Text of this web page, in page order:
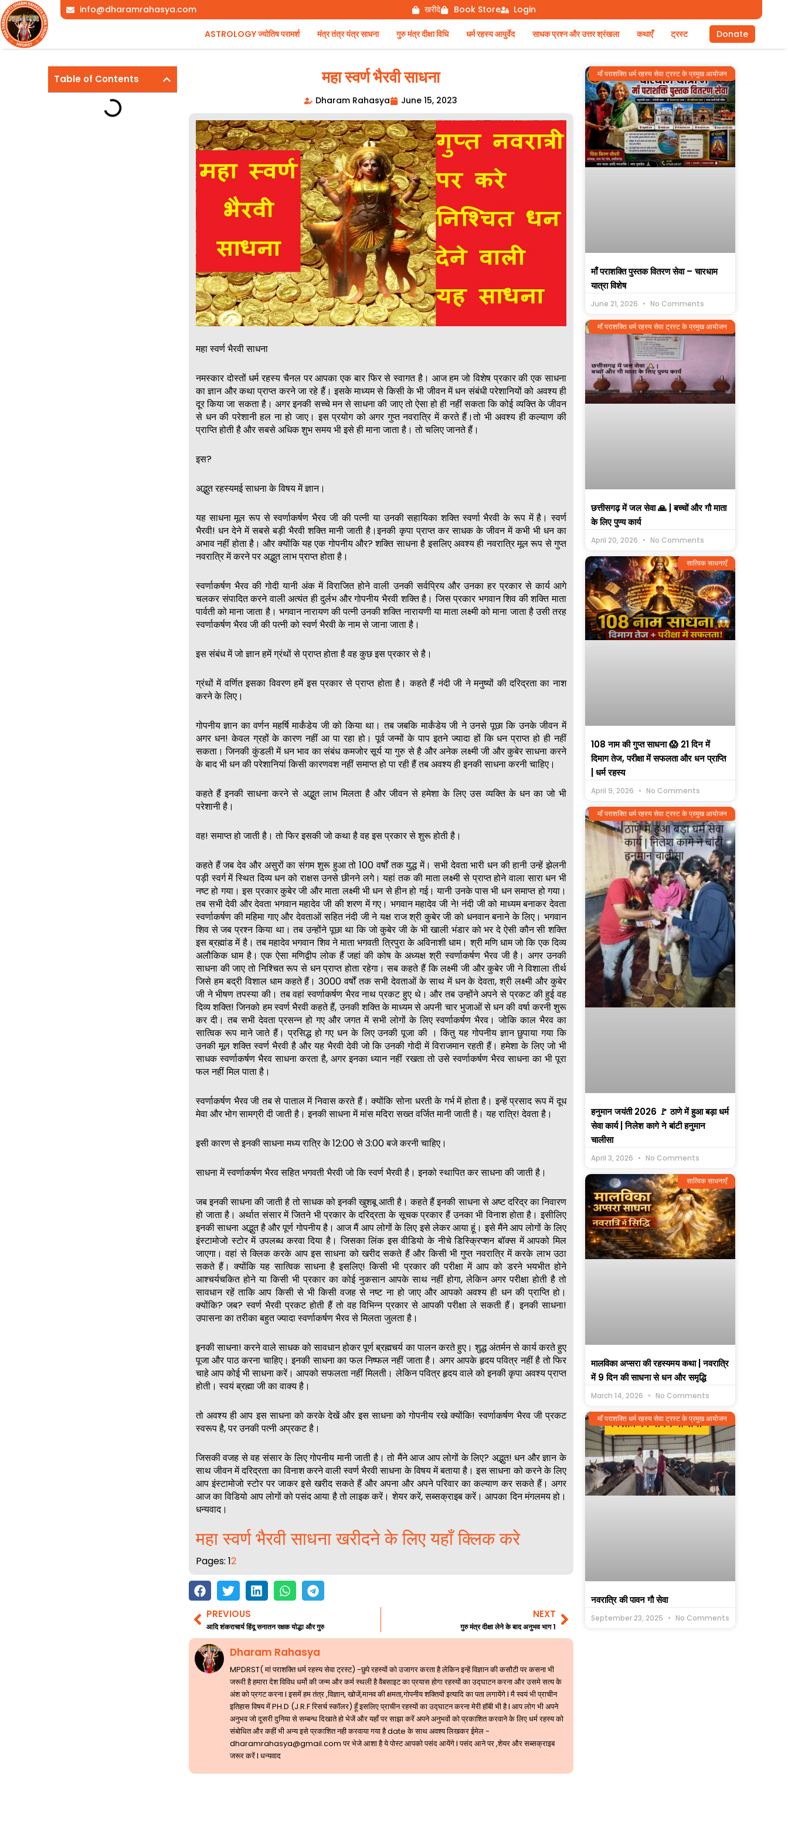
Skip
to
content
info@dharamrahasya.com खरीदे Book Store Login
ASTROLOGY ज्योतिष परामर्श मंत्र तंत्र यंत्र साधना गुरु मंत्र दीक्षा विधि धर्म रहस्य आयुर्वेद साधक प्रश्न और उत्तर श्रंखला कथाएँ ट्रस्ट Donate
Table of Contents महा स्वर्ण भैरवी साधना
Dharam Rahasya June 15, 2023
महा स्वर्ण भैरवी साधना
नमस्कार दोस्तों धर्म रहस्य चैनल पर आपका एक बार फिर से स्वागत है। आज हम जो विशेष प्रकार की एक साधना
का ज्ञान और कथा प्राप्त करने जा रहे हैं। इसके माध्यम से किसी के भी जीवन में धन संबंधी परेशानियों को अवश्य ही
दूर किया जा सकता है। अगर इनकी सच्चे मन से साधना की जाए तो ऐसा हो ही नहीं सकता कि कोई व्यक्ति के जीवन
से धन की परेशानी हल ना हो जाए। इस प्रयोग को अगर गुप्त नवरात्रि में करते हैं।तो भी अवश्य ही कल्याण की
प्राप्ति होती है और सबसे अधिक शुभ समय भी इसे ही माना जाता है। तो चलिए जानते हैं।
इस?
अद्भुत रहस्यमई साधना के विषय में ज्ञान।
यह साधना मूल रूप से स्वर्णाकर्षण भैरव जी की पत्नी या उनकी सहायिका शक्ति स्वर्णा भैरवी के रूप में है। स्वर्ण
भैरवी! धन देने में सबसे बड़ी भैरवी शक्ति मानी जाती है।इनकी कृपा प्राप्त कर साधक के जीवन में कभी भी धन का
अभाव नहीं होता है। और क्योंकि यह एक गोपनीय और? शक्ति साधना है इसलिए अवश्य ही नवरात्रि मूल रूप से गुप्त
नवरात्रि में करने पर अद्भुत लाभ प्राप्त होता है।
स्वर्णाकर्षण भैरव की गोदी यानी अंक में विराजित होने वाली उनकी सर्वप्रिय और उनका हर प्रकार से कार्य आगे
चलकर संपादित करने वाली अत्यंत ही दुर्लभ और गोपनीय भैरवी शक्ति है। जिस प्रकार भगवान शिव की शक्ति माता
पार्वती को माना जाता है। भगवान नारायण की पत्नी उनकी शक्ति नारायणी या माता लक्ष्मी को माना जाता है उसी तरह
स्वर्णाकर्षण भैरव जी की पत्नी को स्वर्ण भैरवी के नाम से जाना जाता है।
इस संबंध में जो ज्ञान हमें ग्रंथों से प्राप्त होता है वह कुछ इस प्रकार से है।
ग्रंथों में वर्णित इसका विवरण हमें इस प्रकार से प्राप्त होता है। कहते हैं नंदी जी ने मनुष्यों की दरिद्रता का नाश
करने के लिए।
गोपनीय ज्ञान का वर्णन महर्षि मार्कंडेय जी को किया था। तब जबकि मार्कंडेय जी ने उनसे पूछा कि उनके जीवन में
अगर धन! केवल ग्रहों के कारण नहीं आ पा रहा हो। पूर्व जन्मों के पाप इतने ज्यादा हों कि धन प्राप्त हो ही नहीं
सकता। जिनकी कुंडली में धन भाव का संबंध कमजोर सूर्य या गुरु से है और अनेक लक्ष्मी जी और कुबेर साधना करने
के बाद भी धन की परेशानियां किसी कारणवश नहीं समाप्त हो पा रही हैं तब अवश्य ही इनकी साधना करनी चाहिए।
कहते हैं इनकी साधना करने से अद्भुत लाभ मिलता है और जीवन से हमेशा के लिए उस व्यक्ति के धन का जो भी
परेशानी है।
वह! समाप्त हो जाती है। तो फिर इसकी जो कथा है वह इस प्रकार से शुरू होती है।
कहते हैं जब देव और असुरों का संगम शुरू हुआ तो 100 वर्षों तक युद्ध में। सभी देवता भारी धन की हानी उन्हें झेलनी
पड़ी स्वर्ग में स्थित दिव्य धन को राक्षस उनसे छीनने लगे। यहां तक की माता लक्ष्मी से प्राप्त होने वाला सारा धन भी
नष्ट हो गया। इस प्रकार कुबेर जी और माता लक्ष्मी भी धन से हीन हो गई। यानी उनके पास भी धन समाप्त हो गया।
तब सभी देवी और देवता भगवान महादेव जी की शरण में गए। भगवान महादेव जी ने! नंदी जी को माध्यम बनाकर देवता
स्वर्णाकर्षण की महिमा गाए और देवताओं सहित नंदी जी ने यक्ष राज श्री कुबेर जी को धनवान बनाने के लिए। भगवान
शिव से जब प्रश्न किया था। तब उन्होंने पूछा था कि जो कुबेर जी के भी खाली भंडार को भर दे ऐसी कौन सी शक्ति
इस ब्रह्मांड में है। तब महादेव भगवान शिव ने माता भगवती त्रिपुरा के अविनाशी धाम। श्री मणि धाम जो कि एक दिव्य
अलौकिक धाम है। एक ऐसा मणिद्वीप लोक हैं जहां की कोष के अध्यक्ष श्री स्वर्णाकर्षण भैरव जी है। अगर उनकी
साधना की जाए तो निश्चित रूप से धन प्राप्त होता रहेगा। सब कहते हैं कि लक्ष्मी जी और कुबेर जी ने विशाला तीर्थ
जिसे हम बद्री विशाल धाम कहते हैं। 3000 वर्षों तक सभी देवताओं के साथ में धन के देवता, श्री लक्ष्मी और कुबेर
जी ने भीषण तपस्या की। तब वहां स्वर्णाकर्षण भैरव नाथ प्रकट हुए थे। और तब उन्होंने अपने से प्रकट की हुई वह
दिव्य शक्ति! जिनको हम स्वर्ण भैरवी कहते हैं, उनकी शक्ति के माध्यम से अपनी चार भुजाओं से धन की वर्षा करनी शुरू
कर दी। तब सभी देवता प्रसन्न हो गए और जगत में सभी लोगों के लिए स्वर्णाकर्षण भैरव। जोकि काल भैरव का
सात्विक रूप माने जाते हैं। प्रसिद्ध हो गए धन के लिए उनकी पूजा की । किंतु यह गोपनीय ज्ञान छुपाया गया कि
उनकी मूल शक्ति स्वर्ण भैरवी है और यह भैरवी देवी जो कि उनकी गोदी में विराजमान रहती हैं। हमेशा के लिए जो भी
साधक स्वर्णाकर्षण भैरव साधना करता है, अगर इनका ध्यान नहीं रखता तो उसे स्वर्णाकर्षण भैरव साधना का भी पूरा
फल नहीं मिल पाता है।
स्वर्णाकर्षण भैरव जी तब से पाताल में निवास करते हैं। क्योंकि सोना धरती के गर्भ में होता है। इन्हें प्रसाद रूप में दूध
मेवा और भोग सामग्री दी जाती है। इनकी साधना में मांस मदिरा सख्त वर्जित मानी जाती है। यह रात्रि! देवता है।
इसी कारण से इनकी साधना मध्य रात्रि के 12:00 से 3:00 बजे करनी चाहिए।
साधना में स्वर्णाकर्षण भैरव सहित भगवती भैरवी जो कि स्वर्ण भैरवी है। इनको स्थापित कर साधना की जाती है।
जब इनकी साधना की जाती है तो साधक को इनकी खुशबू आती है। कहते हैं इनकी साधना से अष्ट दरिद्र का निवारण
हो जाता है। अर्थात संसार में जितने भी प्रकार के दरिद्रता के सूचक प्रकार हैं उनका भी विनाश होता है। इसीलिए
इनकी साधना अद्भुत है और पूर्ण गोपनीय है। आज मैं आप लोगों के लिए इसे लेकर आया हूं। इसे मैंने आप लोगों के लिए
इंस्टामोजो स्टोर में उपलब्ध करवा दिया है। जिसका लिंक इस वीडियो के नीचे डिस्क्रिप्शन बॉक्स में आपको मिल
जाएगा। वहां से क्लिक करके आप इस साधना को खरीद सकते हैं और किसी भी गुप्त नवरात्रि में करके लाभ उठा
सकते हैं। क्योंकि यह सात्विक साधना है इसलिए! किसी भी प्रकार की परीक्षा में आप को डरने भयभीत होने
आश्चर्यचकित होने या किसी भी प्रकार का कोई नुकसान आपके साथ नहीं होगा, लेकिन अगर परीक्षा होती है तो
सावधान रहें ताकि आप किसी से भी किसी वजह से नष्ट ना हो जाए और आपको अवश्य ही धन की प्राप्ति हो।
क्योंकि? जब? स्वर्ण भैरवी प्रकट होती हैं तो वह विभिन्न प्रकार से आपकी परीक्षा ले सकती हैं। इनकी साधना!
उपासना का तरीका बहुत ज्यादा स्वर्णाकर्षण भैरव से मिलता जुलता है।
इनकी साधना! करने वाले साधक को सावधान होकर पूर्ण ब्रह्मचर्य का पालन करते हुए। शुद्ध अंतर्मन से कार्य करते हुए
पूजा और पाठ करना चाहिए। इनकी साधना का फल निष्फल नहीं जाता है। अगर आपके हृदय पवित्र नहीं है तो फिर
चाहे आप कोई भी साधना करें। आपको सफलता नहीं मिलती। लेकिन पवित्र हृदय वाले को इनकी कृपा अवश्य प्राप्त
होती। स्वयं ब्रह्मा जी का वाक्य है।
तो अवश्य ही आप इस साधना को करके देखें और इस साधना को गोपनीय रखे क्योंकि! स्वर्णाकर्षण भैरव जी प्रकट
स्वरूप है, पर उनकी पत्नी अप्रकट है।
जिसकी वजह से वह संसार के लिए गोपनीय मानी जाती है। तो मैंने आज आप लोगों के लिए? अद्भुत! धन और ज्ञान के
साथ जीवन में दरिद्रता का विनाश करने वाली स्वर्ण भैरवी साधना के विषय में बताया है। इस साधना को करने के लिए
आप इंस्टामोजो स्टोर पर जाकर इसे खरीद सकते हैं और अपना और अपने परिवार का कल्याण कर सकते हैं। अगर
आज का विडियो आप लोगों को पसंद आया है तो लाइक करें। शेयर करें, सब्सक्राइब करें। आपका दिन मंगलमय हो।
धन्यवाद।
महा स्वर्ण भैरवी साधना खरीदने के लिए यहाँ क्लिक करे
Pages:
Page
1
,Page
2
Prev
PREVIOUS
आदि शंकराचार्य हिंदू सनातन रक्षक योद्धा और गुरु
NEXT
गुरु मंत्र दीक्षा लेने के बाद अनुभव भाग 1Next
Dharam Rahasya
MPDRST( मां पराशक्ति धर्म रहस्य सेवा ट्रस्ट) -छुपे रहस्यों को उजागर करता है लेकिन इन्हें विज्ञान की कसौटी पर कसना भी
जरूरी है हमारा देश विविध धर्मो की जन्म और कर्म स्थली है वैबसाइट का प्रयास होगा रहस्यों का उद्घाटन करना और उसमे सत्य के
अंश को प्रगट करना l इसमें हम तंत्र ,विज्ञान, खोजें,मानव की क्षमता,गोपनीय शक्तियों इत्यादि का पता लगायेंगे l मै स्वयं भी प्राचीन
इतिहास विषय में PH.D (J.R.F रिसर्च स्कॉलर) हूँ इसलिए प्राचीन रहस्यों का उद्घाटन करना मेरी हॉबी भी है l आप लोग भी अपने
अनुभव जो दूसरी दुनिया से सम्बन्ध दिखाते हो भेजें और यहाँ पर साझा करें अपने अनुभवों को प्रकाशित करवाने के लिए धर्म रहस्य को
संबोधित और कहीं भी अन्य इसे प्रकाशित नही करवाया गया है date के साथ अवश्य लिखकर ईमेल -
dharamrahasya@gmail.comपर भेजे आशा है ये पोस्ट आपको पसंद आयेंगे l पसंद आने पर ,शेयर और सब्सक्राइब
जरूर करें l धन्यवाद
माँ पराशक्ति धर्म रहस्य सेवा ट्रस्ट के प्रमुख आयोजन
माँ पराशक्ति पुस्तक वितरण सेवा – चारधाम
यात्रा विशेष
June 21, 2026 No Comments
माँ पराशक्ति धर्म रहस्य सेवा ट्रस्ट के प्रमुख आयोजन
छत्तीसगढ़ में जल सेवा 🙏 | बच्चों और गौ माता
के लिए पुण्य कार्य
April 20, 2026 No Comments
सात्विक साधनाएँ
108 नाम की गुप्त साधना 😱 21 दिन में
दिमाग तेज, परीक्षा में सफलता और धन प्राप्ति
| धर्म रहस्य
April 9, 2026 No Comments
माँ पराशक्ति धर्म रहस्य सेवा ट्रस्ट के प्रमुख आयोजन
हनुमान जयंती 2026 🚩 ठाणे में हुआ बड़ा धर्म
सेवा कार्य | निलेश कागे ने बांटी हनुमान
चालीसा
April 3, 2026 No Comments
सात्विक साधनाएँ
मालविका अप्सरा की रहस्यमय कथा | नवरात्रि
में 9 दिन की साधना से धन और समृद्धि
March 14, 2026 No Comments
माँ पराशक्ति धर्म रहस्य सेवा ट्रस्ट के प्रमुख आयोजन
नवरात्रि की पावन गौ सेवा
September 23, 2025 No Comments